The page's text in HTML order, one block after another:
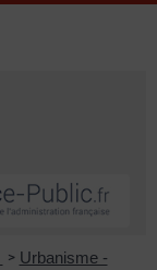
> Urbanisme -